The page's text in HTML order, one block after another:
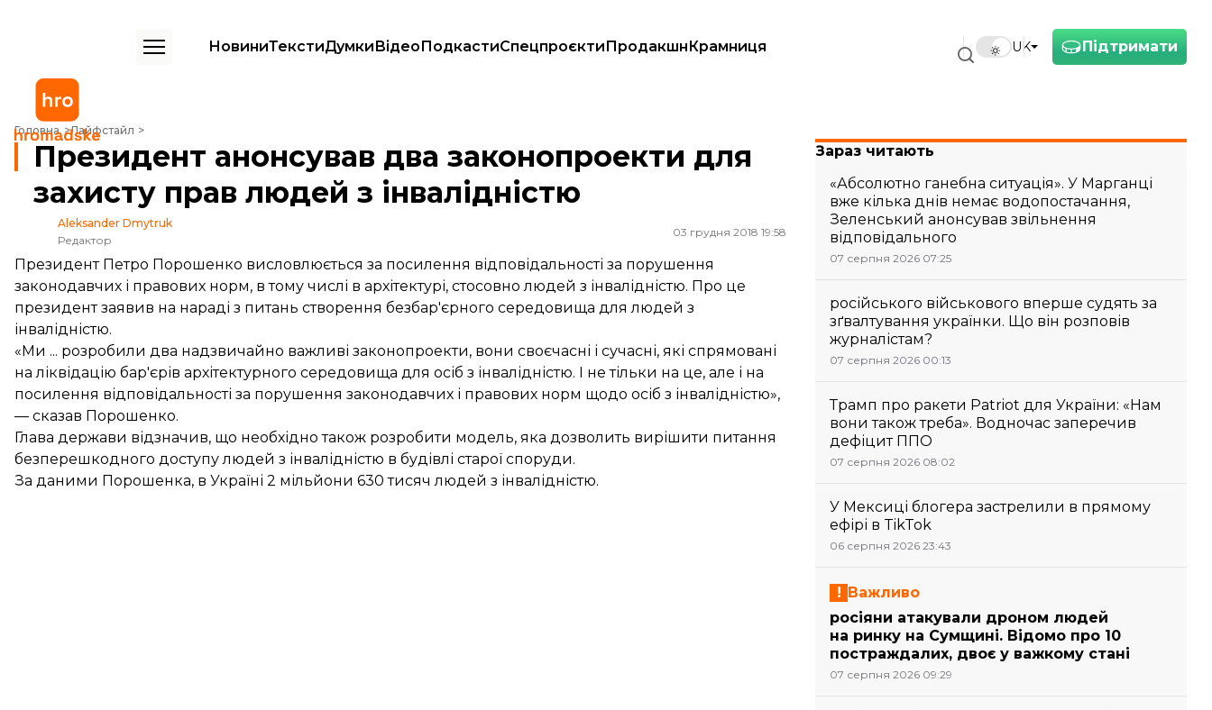
Підтримати
UK
НовиниТекстиДумкиВідеоПодкастиСпецпроєктиПродакшнКрамниця
Головна Лайфстайл
Президент анонсував два законопроекти для захисту прав людей з інвалідністю
Президент анонсував два законопроекти для
захисту прав людей з інвалідністю
Aleksander Dmytruk
Редактор
03 грудня 2018 19:58
Президент Петро Порошенко висловлюється за посилення відповідальності за порушення
законодавчих і правових норм, в тому числі в архітектурі, стосовно людей з інвалідністю. Про це
президент заявив на нараді з питань створення безбар'єрного середовища для людей з
інвалідністю.
«Ми ... розробили два надзвичайно важливі законопроекти, вони своєчасні і сучасні, які спрямовані
на ліквідацію бар'єрів архітектурного середовища для осіб з інвалідністю. І не тільки на це, але і на
посилення відповідальності за порушення законодавчих і правових норм щодо осіб з інвалідністю»,
— сказав Порошенко.
Глава держави відзначив, що необхідно також розробити модель, яка дозволить вирішити питання
безперешкодного доступу людей з інвалідністю в будівлі старої споруди.
За даними Порошенка, в Україні 2 мільйони 630 тисяч людей з інвалідністю.
Зараз читають
«Абсолютно ганебна ситуація». У Марганці
вже кілька днів немає водопостачання,
Зеленський анонсував звільнення
відповідального
07 серпня 2026 07:25
російського військового вперше судять за
зґвалтування українки. Що він розповів
журналістам?
07 серпня 2026 00:13
Трамп про ракети Patriot для України: «Нам
вони також треба». Водночас заперечив
дефіцит ППО
07 серпня 2026 08:02
У Мексиці блогера застрелили в прямому
ефірі в TikTok
06 серпня 2026 23:43
Важливо
росіяни атакували дроном людей
на ринку на Сумщині. Відомо про 10
постраждалих, двоє у важкому стані
07 серпня 2026 09:29